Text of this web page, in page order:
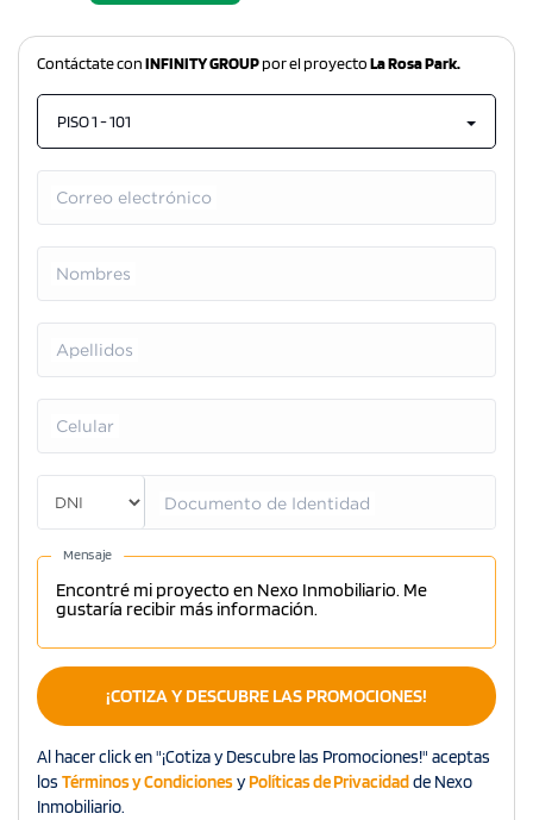
Contáctate conINFINITY GROUPpor el proyectoLa Rosa Park.
PISO 1 - 101
Correo electrónico
Nombres
Apellidos
Celular
Documento de Identidad
Mensaje
¡COTIZA Y DESCUBRE LAS PROMOCIONES!
Al hacer click en "¡Cotiza y Descubre las Promociones!" aceptas
los Términos y CondicionesyPolíticas de Privacidadde Nexo
Inmobiliario.